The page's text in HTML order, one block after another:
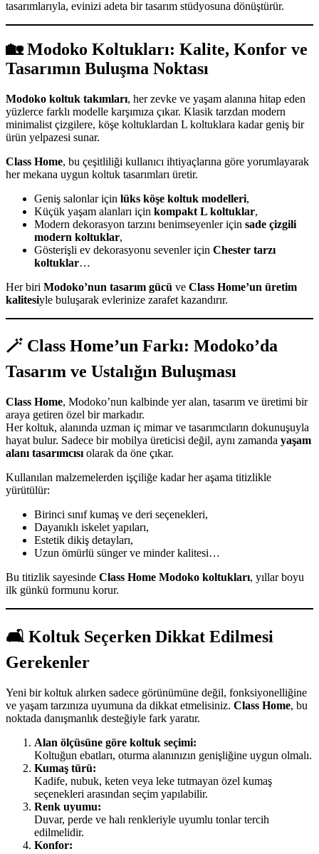
tasarımlarıyla, evinizi adeta bir tasarım stüdyosuna dönüştürür.
🏡 Modoko Koltukları: Kalite, Konfor ve
Tasarımın Buluşma Noktası
Modoko koltuk takımları, her zevke ve yaşam alanına hitap eden
yüzlerce farklı modelle karşımıza çıkar. Klasik tarzdan modern
minimalist çizgilere, köşe koltuklardan L koltuklara kadar geniş bir
ürün yelpazesi sunar.
Class Home, bu çeşitliliği kullanıcı ihtiyaçlarına göre yorumlayarak
her mekana uygun koltuk tasarımları üretir.
Geniş salonlar için lüks köşe koltuk modelleri,
Küçük yaşam alanları için kompakt L koltuklar,
Modern dekorasyon tarzını benimseyenler için sade çizgili
modern koltuklar,
Gösterişli ev dekorasyonu sevenler için Chester tarzı
koltuklar…
Her biri Modoko’nun tasarım gücü ve Class Home’un üretim
kalitesiyle buluşarak evlerinize zarafet kazandırır.
🪄 Class Home’un Farkı: Modoko’da
Tasarım ve Ustalığın Buluşması
Class Home, Modoko’nun kalbinde yer alan, tasarım ve üretimi bir
araya getiren özel bir markadır.
Her koltuk, alanında uzman iç mimar ve tasarımcıların dokunuşuyla
hayat bulur. Sadece bir mobilya üreticisi değil, aynı zamanda yaşam
alanı tasarımcısı olarak da öne çıkar.
Kullanılan malzemelerden işçiliğe kadar her aşama titizlikle
yürütülür:
Birinci sınıf kumaş ve deri seçenekleri,
Dayanıklı iskelet yapıları,
Estetik dikiş detayları,
Uzun ömürlü sünger ve minder kalitesi…
Bu titizlik sayesinde Class Home Modoko koltukları, yıllar boyu
ilk günkü formunu korur.
🛋️ Koltuk Seçerken Dikkat Edilmesi
Gerekenler
Yeni bir koltuk alırken sadece görünümüne değil, fonksiyonelliğine
ve yaşam tarzınıza uyumuna da dikkat etmelisiniz. Class Home, bu
noktada danışmanlık desteğiyle fark yaratır.
Alan ölçüsüne göre koltuk seçimi:
Koltuğun ebatları, oturma alanınızın genişliğine uygun olmalı.
Kumaş türü:
Kadife, nubuk, keten veya leke tutmayan özel kumaş
seçenekleri arasından seçim yapılabilir.
Renk uyumu:
Duvar, perde ve halı renkleriyle uyumlu tonlar tercih
edilmelidir.
Konfor: